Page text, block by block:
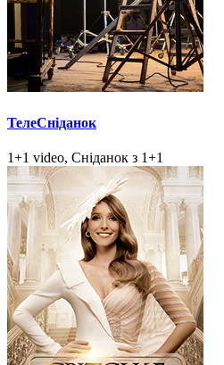
ТелеСніданок
1+1 video, Сніданок з 1+1